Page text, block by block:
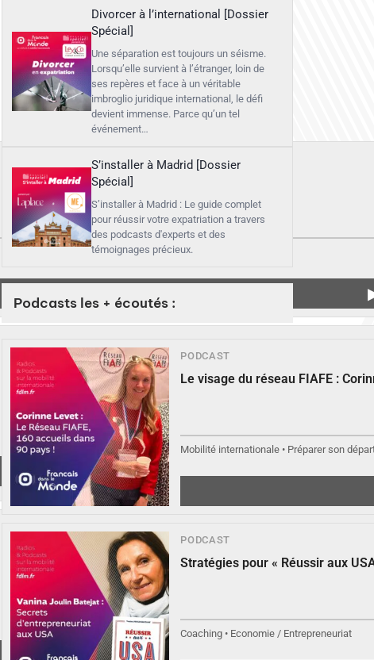
Divorcer à l’international [Dossier
Spécial]
Une séparation est toujours un séisme.
Lorsqu’elle survient à l’étranger, loin de
ses repères et face à un véritable
imbroglio juridique international, le défi
devient immense. Parce qu’un tel
événement…
S’installer à Madrid [Dossier
Spécial]
S’installer à Madrid : Le guide complet
pour réussir votre expatriation a travers
des podcasts d'experts et des
témoignages précieux.
Podcasts les + écoutés :
PODCAST
Le visage du réseau FIAFE :
Mobilité internationale • Préparer son
PODCAST
Stratégies pour « Réussir aux
Coaching • Economie / Entrepreneuriat